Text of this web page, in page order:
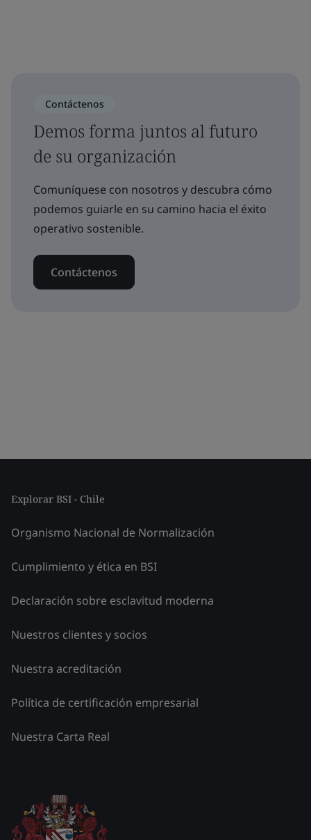
Contáctenos
Demos forma juntos al futuro
de su organización
Comuníquese con nosotros y descubra cómo
podemos guiarle en su camino hacia el éxito
operativo sostenible.
Contáctenos
Explorar BSI - Chile
Organismo Nacional de Normalización
Cumplimiento y ética en BSI
Declaración sobre esclavitud moderna
Nuestros clientes y socios
Nuestra acreditación
Política de certificación empresarial
Nuestra Carta Real